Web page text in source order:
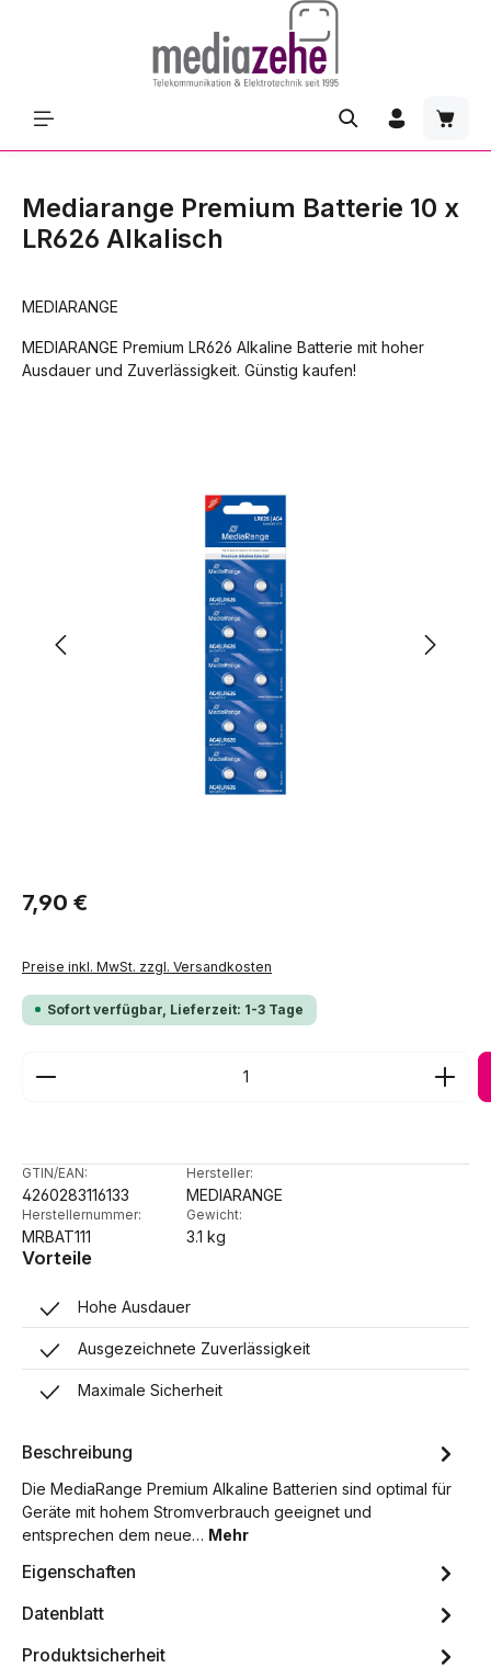
Mediarange Premium Batterie 10 x
LR626 Alkalisch
MEDIARANGE
MEDIARANGE Premium LR626 Alkaline Batterie mit hoher
Ausdauer und Zuverlässigkeit. Günstig kaufen!
Regulärer Preis:
7,90 €
Preise inkl. MwSt. zzgl. Versandkosten
Sofort verfügbar, Lieferzeit: 1-3 Tage
Produkt Anzahl: Gib den gewünschten Wert ein
GTIN/EAN:
4260283116133
Hersteller:
MEDIARANGE
Herstellernummer:
MRBAT111
Gewicht:
3.1 kg
Vorteile
Hohe Ausdauer
Ausgezeichnete Zuverlässigkeit
Maximale Sicherheit
Beschreibung
Die MediaRange Premium Alkaline Batterien sind optimal für
Geräte mit hohem Stromverbrauch geeignet und
entsprechen dem neue… Mehr
Eigenschaften
Datenblatt
Produktsicherheit